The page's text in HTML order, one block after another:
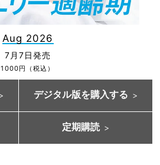
Aug 2026
7月7日発売
1000円（税込）
デジタル版を購入する
定期購読